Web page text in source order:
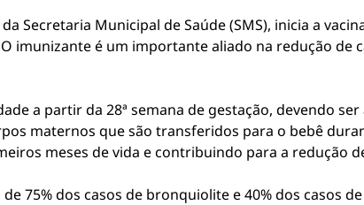
Secretaria Municipal de Saúde (SMS), inicia a
imunizante é um importante aliado na redução de
a partir da 28ª semana de gestação, devendo
maternos que são transferidos para o bebê
meses de vida e contribuindo para a redução
75% dos casos de bronquiolite e 40% dos casos